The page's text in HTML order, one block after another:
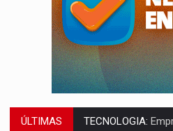
ÚLTIMAS PROTEGE A